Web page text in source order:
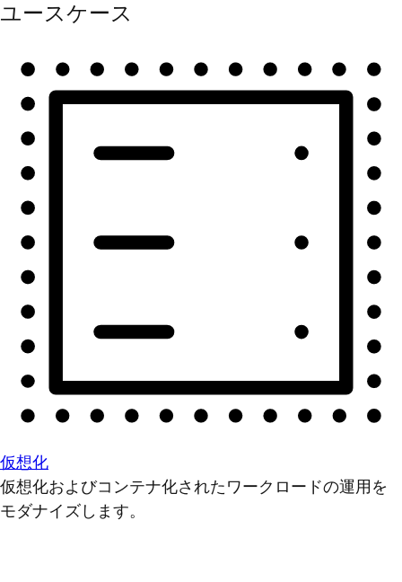
ユースケース
仮想化
仮想化およびコンテナ化されたワークロードの運用を
モダナイズします。